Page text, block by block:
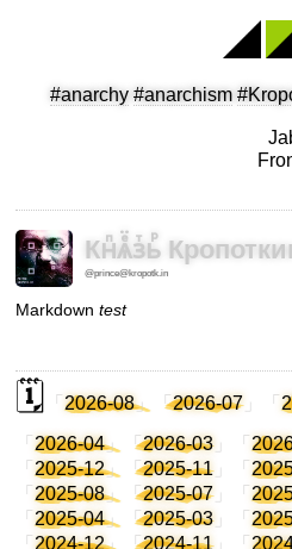
#anarchy #anarchism
Кнⷫѧⷷ̈зⷮьⷬ
@prince@kropotk.in
Markdown test
2026-08 2026-07
2026-04
2026-03
2025-12
2025-11
2025-08
2025-07
2025-04
2025-03
2024-12
2024-11